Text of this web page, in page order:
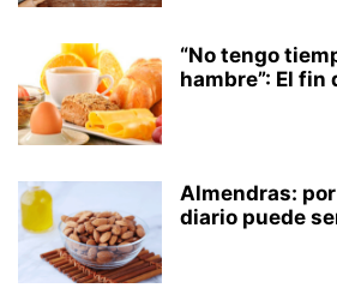
“No tengo
hambre”: El fin
Almendras:
diario puede